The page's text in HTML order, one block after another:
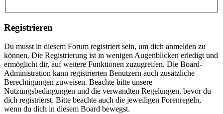
Registrieren
Du musst in diesem Forum registriert sein, um dich anmelden zu
können. Die Registrierung ist in wenigen Augenblicken erledigt und
ermöglicht dir, auf weitere Funktionen zuzugreifen. Die Board-
Administration kann registrierten Benutzern auch zusätzliche
Berechtigungen zuweisen. Beachte bitte unsere
Nutzungsbedingungen und die verwandten Regelungen, bevor du
dich registrierst. Bitte beachte auch die jeweiligen Forenregeln,
wenn du dich in diesem Board bewegst.